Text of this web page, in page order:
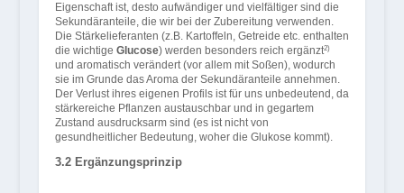
Eigenschaft ist, desto aufwändiger und vielfältiger sind die
Sekundäranteile, die wir bei der Zubereitung verwenden.
Die Stärkelieferanten (z.B. Kartoffeln, Getreide etc. enthalten
die wichtige Glucose) werden besonders reich ergänzt2)
und aromatisch verändert (vor allem mit Soßen), wodurch
sie im Grunde das Aroma der Sekundäranteile annehmen.
Der Verlust ihres eigenen Profils ist für uns unbedeutend, da
stärkereiche Pflanzen austauschbar und in gegartem
Zustand ausdrucksarm sind (es ist nicht von
gesundheitlicher Bedeutung, woher die Glukose kommt).
3.2 Ergänzungsprinzip